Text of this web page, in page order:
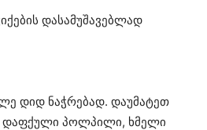
დასამუშავებლად
დიდ ნაჭრებად. დაუმატეთ
დაფქული პოლპილი, ხმელი